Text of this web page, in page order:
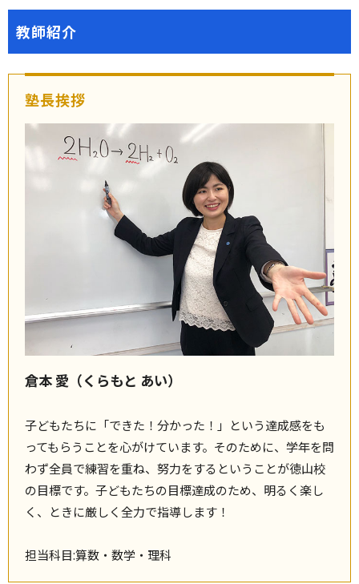
教師紹介
塾長挨拶
倉本 愛（くらもと あい）
子どもたちに「できた！分かった！」という達成感をも
ってもらうことを心がけています。そのために、学年を問
わず全員で練習を重ね、努力をするということが徳山校
の目標です。子どもたちの目標達成のため、明るく楽し
く、ときに厳しく全力で指導します！
担当科目:算数・数学・理科